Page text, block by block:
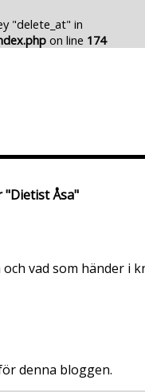
"delete_at" in
on line 174
Åsa"
vad som händer i
denna bloggen.